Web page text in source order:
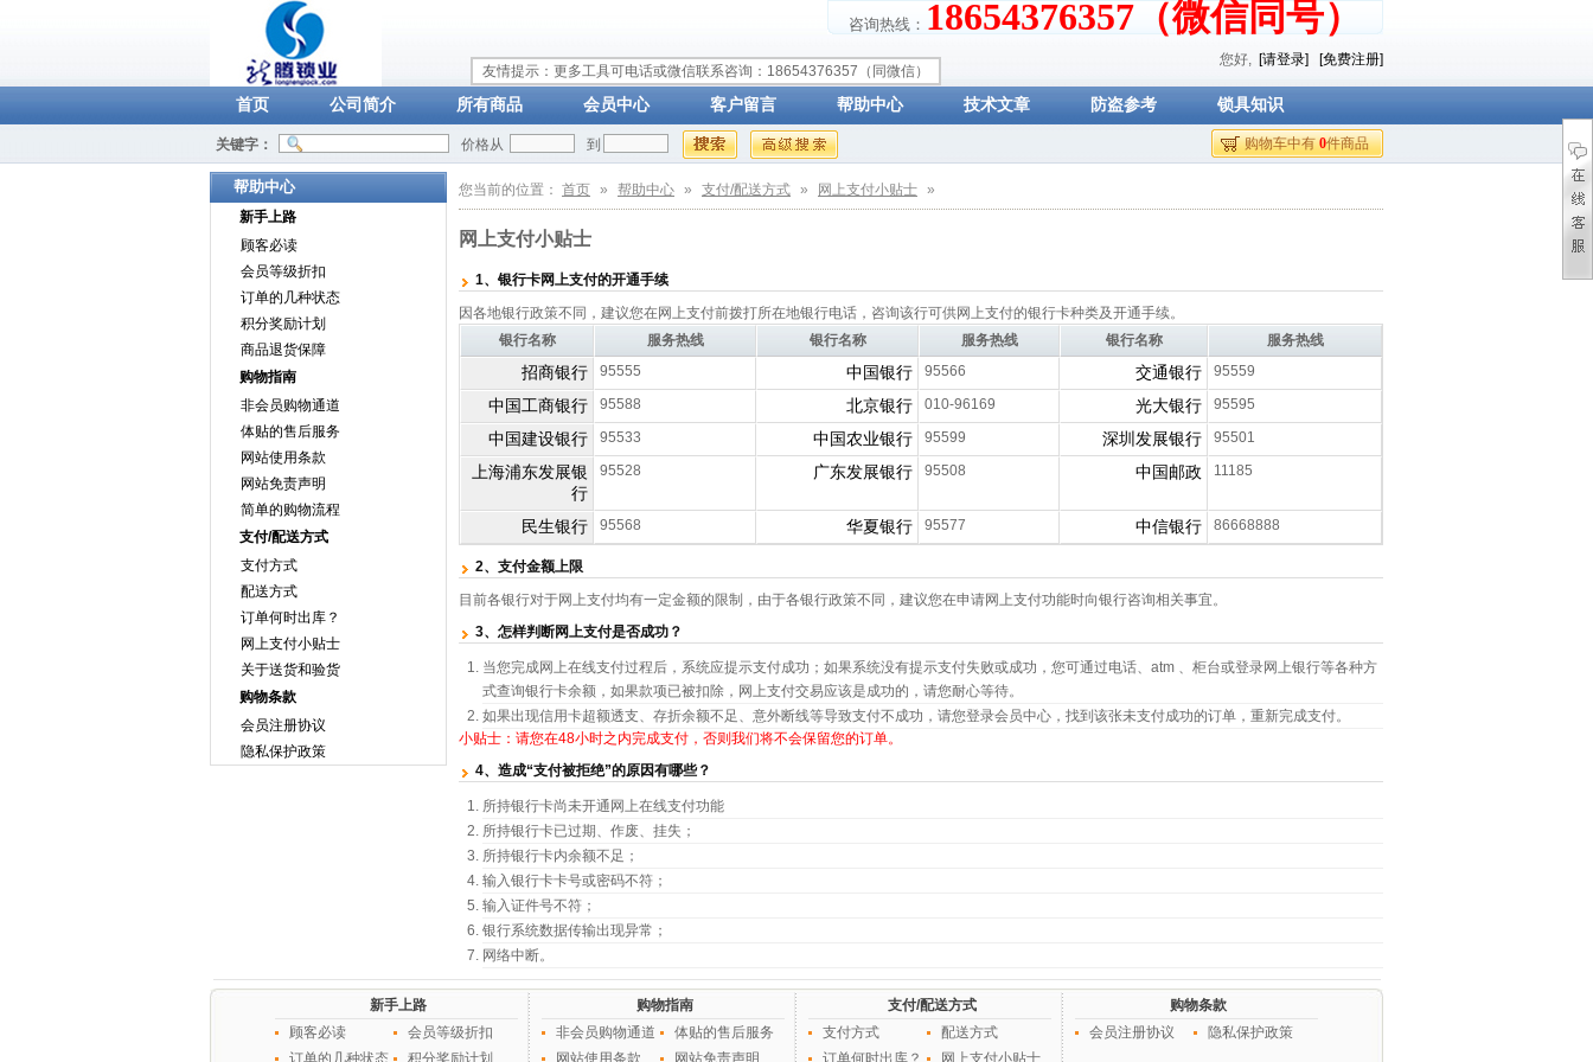
友情提示：更多工具可电话或微信联系咨询：18654376357（同微信）
您好, [请登录] [免费注册]
咨询热线： 18654376357（微信同号）
首页 公司简介 所有商品 会员中心 客户留言 帮助中心 技术文章 防盗参考 锁具知识
购物车中有 0件商品
关键字： 价格从 到
帮助中心
新手上路
顾客必读
会员等级折扣
订单的几种状态
积分奖励计划
商品退货保障
购物指南
非会员购物通道
体贴的售后服务
网站使用条款
网站免责声明
简单的购物流程
支付/配送方式
支付方式
配送方式
订单何时出库？
网上支付小贴士
关于送货和验货
购物条款
会员注册协议
隐私保护政策
您当前的位置： 首页 » 帮助中心 » 支付/配送方式 » 网上支付小贴士 »
网上支付小贴士
1、银行卡网上支付的开通手续
因各地银行政策不同，建议您在网上支付前拨打所在地银行电话，咨询该行可供网上支付的银行卡种类及开通手续。
银行名称
服务热线 银行名称 服务热线 银行名称 服务热线
招商银行 95555 中国银行 95566 交通银行 95559
中国工商银行 95588 北京银行 010-96169 光大银行 95595
中国建设银行 95533 中国农业银行 95599 深圳发展银行 95501
上海浦东发展银
行
95528 广东发展银行 95508 中国邮政 11185
民生银行 95568 华夏银行 95577 中信银行 86668888
2、支付金额上限
目前各银行对于网上支付均有一定金额的限制，由于各银行政策不同，建议您在申请网上支付功能时向银行咨询相关事宜。
3、怎样判断网上支付是否成功？
当您完成网上在线支付过程后，系统应提示支付成功；如果系统没有提示支付失败或成功，您可通过电话、atm 、柜台或登录网上银行等各种方
式查询银行卡余额，如果款项已被扣除，网上支付交易应该是成功的，请您耐心等待。
如果出现信用卡超额透支、存折余额不足、意外断线等导致支付不成功，请您登录会员中心，找到该张未支付成功的订单，重新完成支付。
小贴士：请您在48小时之内完成支付，否则我们将不会保留您的订单。
4、造成“支付被拒绝”的原因有哪些？
所持银行卡尚未开通网上在线支付功能
所持银行卡已过期、作废、挂失；
所持银行卡内余额不足；
输入银行卡卡号或密码不符；
输入证件号不符；
银行系统数据传输出现异常；
网络中断。
新手上路
顾客必读
会员等级折扣
订单的几种状态
积分奖励计划
购物指南
非会员购物通道
体贴的售后服务
网站使用条款
网站免责声明
支付/配送方式
支付方式
配送方式
订单何时出库？
网上支付小贴士
购物条款
会员注册协议
隐私保护政策